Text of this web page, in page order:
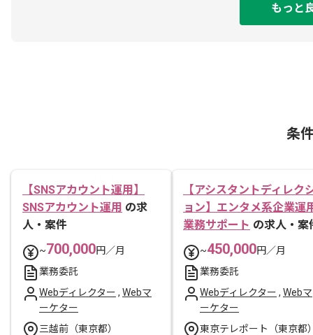
もっと
条
【SNSアカウント運用】
SNSアカウント運用 の求
人・案件
~700,000円／月
業務委託
Webディレクター , Webマ
ーケター
三越前（東京都）
【アシスタントディレク
ョン】エンタメ系企業運
業務サポート の求人・案
~450,000円／月
業務委託
Webディレクター , Webマ
ーケター
東京テレポート（東京都